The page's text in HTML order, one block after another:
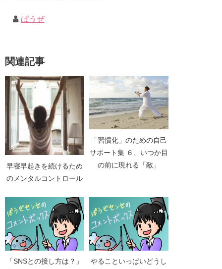
ぱうぜ
関連記事
早寝早起きを続けるため
のメンタルコントロール
「習慣化」のための自己
サポート集 ６、いつか目
の前に現れる「敵」
「SNSとの接し方は？」
やることいっぱいどうし